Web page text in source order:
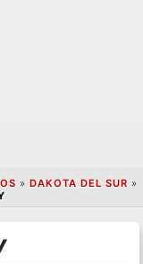
» DAKOTA DEL SUR »